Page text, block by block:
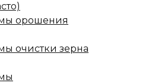
орошения
очистки зерна